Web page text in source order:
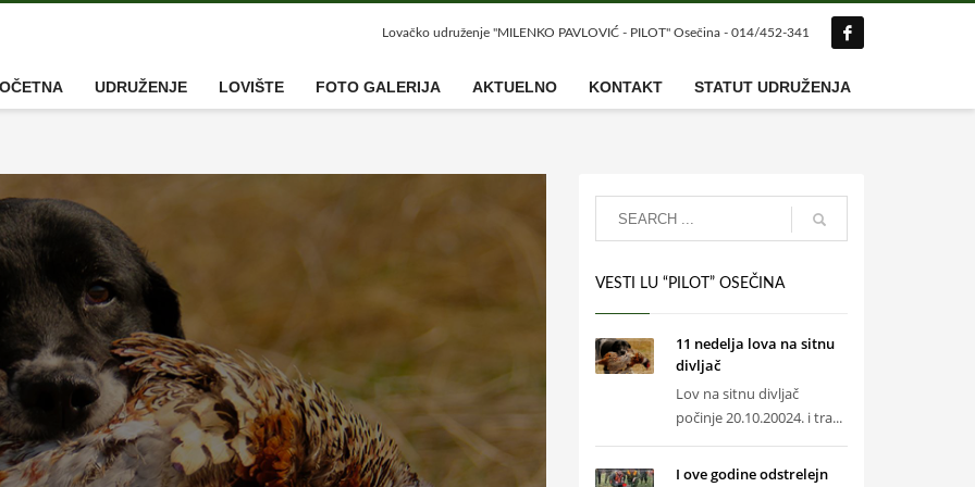
Lovačko udruženje "MILENKO PAVLOVIĆ - PILOT" Osečina - 014/452-341
UDRUŽENJE LOVIŠTE FOTO GALERIJA AKTUELNO KONTAKT STATUT UDRUŽENJA
VESTI LU “PILOT” OSEČINA
11 nedelja lova na sitnu
divljač
Lov na sitnu divljač
počinje 20.10.20024. i tra...
I ove godine odstrelejn